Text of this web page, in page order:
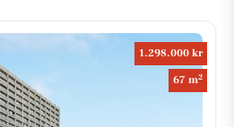
1.298.000 kr
67 m2